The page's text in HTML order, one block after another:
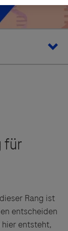
Rang ist
entscheiden
entsteht,